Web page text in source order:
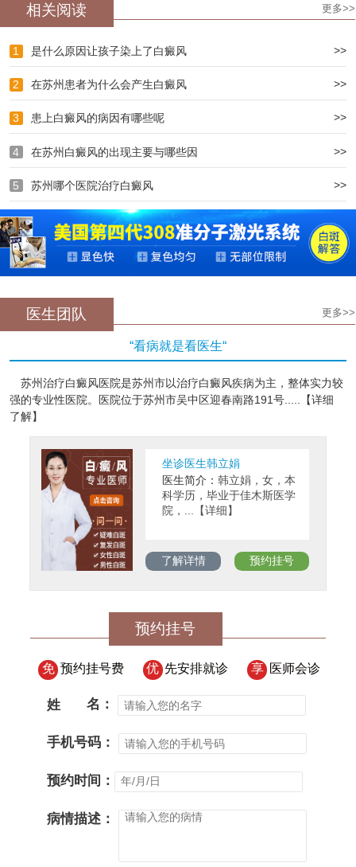
相关阅读 更多>>
1 是什么原因让孩子染上了白癜风 >>
2 在苏州患者为什么会产生白癜风 >>
3 患上白癜风的病因有哪些呢 >>
4 在苏州白癜风的出现主要与哪些因 >>
5 苏州哪个医院治疗白癜风 >>
医生团队 更多>>
“看病就是看医生“
苏州治疗白癜风医院是苏州市以治疗白癜风疾病为主，整体实力较
强的专业性医院。医院位于苏州市吴中区迎春南路191号.....【详细
了解】
坐诊医生韩立娟
医生简介： 韩立娟，女，本
科学历，毕业于佳木斯医学
院，...【详细】
了解详情 预约挂号
预约挂号
免 预约挂号费 优 先安排就诊 享 医师会诊
姓 名：
手机号码：
预约时间：
病情描述：